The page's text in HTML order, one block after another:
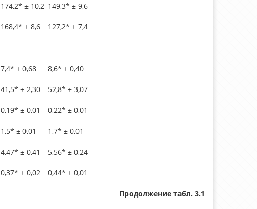
174,2* ± 10,2 149,3* ± 9,6
168,4* ± 8,6 127,2* ± 7,4
7,4* ± 0,68 8,6* ± 0,40
41,5* ± 2,30 52,8* ± 3,07
0,19* ± 0,01 0,22* ± 0,01
1,5* ± 0,01 1,7* ± 0,01
4,47* ± 0,41 5,56* ± 0,24
0,37* ± 0,02 0,44* ± 0,01
Продолжение табл. 3.1